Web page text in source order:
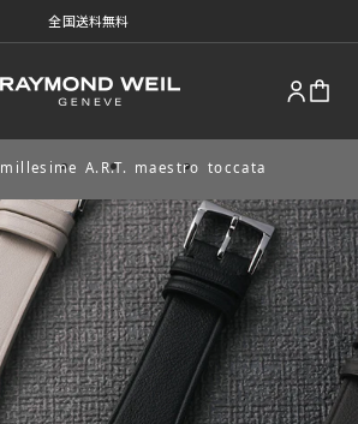
全国送料無料
millesime A.R.T. maestro toccata